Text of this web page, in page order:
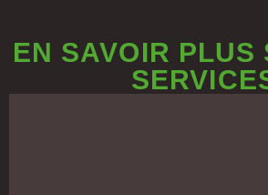
EN SAVOIR PLUS